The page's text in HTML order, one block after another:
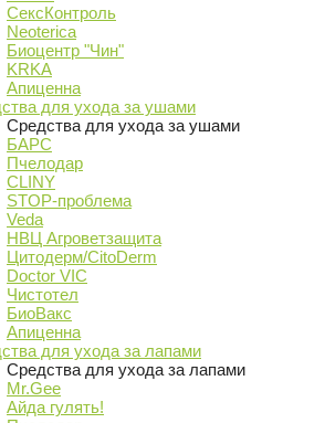
СексКонтроль
Neoterica
Биоцентр "Чин"
KRKA
Апиценна
для ухода за ушами
Средства для ухода за ушами
БАРС
Пчелодар
CLINY
STOP-проблема
Veda
НВЦ Агроветзащита
Цитодерм/CitoDerm
Doctor VIC
Чистотел
БиоВакс
Апиценна
для ухода за лапами
Средства для ухода за лапами
Mr.Gee
Айда гулять!